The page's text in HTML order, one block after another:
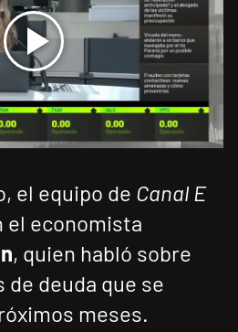
el equipo de Canal E
el economista
, quien habló sobre
deuda que se
meses.